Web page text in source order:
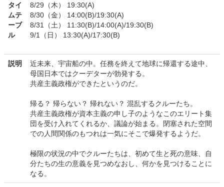
タイ
ムテ
ーブ
ル
8/29（木） 19:30(A)
8/30（金） 14:00(B)/19:30(A)
8/31（土） 11:30(B)/14:00(A)/19:30(B)
9/1（日） 13:30(A)/17:30(B)
説明
近未来、宇宙船の中。任務を終えて地球に帰還する途中、
母国日本ではクーデターが勃発する。
共産主義政権ができたというのだ。
帰る？ 帰らない？ 帰れない？ 混乱するクルーたち。
共産主義政権が資本主義の申し子のようなこのエリート集
団を受け入れてくれるか、議論が始まる。閉塞された空間
での人間関係のもつれは一気にそこで爆発するようだ。
極限の状況の中でクルーたちは、初めて生と死の意味、自
分たちの生の意義を見つめなおし、何かを見つけることに
なる。